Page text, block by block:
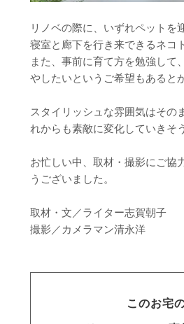
リノベの際に、いずれペットを
寝室と廊下を行き来できるネコ
また、事前に育て方を勉強して
やしたいというご希望もあるとか
スタイリッシュな雰囲気はその
れからも素敵に変化していきそ
お忙しい中、取材・撮影にご協
うございました。
取材・文／ライター志賀朝子
撮影／カメラマン清永洋
このお宅